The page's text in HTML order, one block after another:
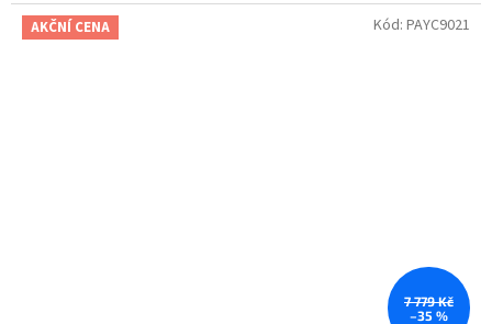
AKČNÍ CENA
7 779 Kč
–35 %
Kód: PAYC9021